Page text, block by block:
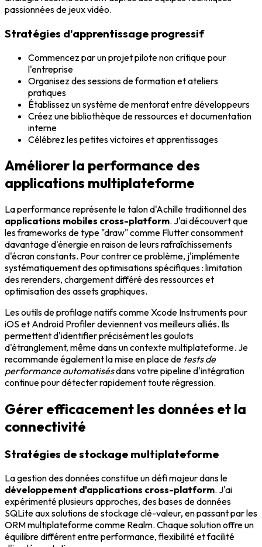
passionnées de jeux vidéo.
Stratégies d'apprentissage progressif
Commencez par un projet pilote non critique pour
l'entreprise
Organisez des sessions de formation et ateliers
pratiques
Établissez un système de mentorat entre développeurs
Créez une bibliothèque de ressources et documentation
interne
Célébrez les petites victoires et apprentissages
Améliorer la performance des
applications multiplateforme
La performance représente le talon d'Achille traditionnel des
applications mobiles cross-platform. J'ai découvert que
les frameworks de type "draw" comme Flutter consomment
davantage d'énergie en raison de leurs rafraîchissements
d'écran constants. Pour contrer ce problème, j'implémente
systématiquement des optimisations spécifiques : limitation
des rerenders, chargement différé des ressources et
optimisation des assets graphiques.
Les outils de profilage natifs comme Xcode Instruments pour
iOS et Android Profiler deviennent vos meilleurs alliés. Ils
permettent d'identifier précisément les goulots
d'étranglement, même dans un contexte multiplateforme. Je
recommande également la mise en place de tests de
performance automatisésdans votre pipeline d'intégration
continue pour détecter rapidement toute régression.
Gérer efficacement les données et la
connectivité
Stratégies de stockage multiplateforme
La gestion des données constitue un défi majeur dans le
développement d'applications cross-platform. J'ai
expérimenté plusieurs approches, des bases de données
SQLite aux solutions de stockage clé-valeur, en passant par les
ORM multiplateforme comme Realm. Chaque solution offre un
équilibre différent entre performance, flexibilité et facilité